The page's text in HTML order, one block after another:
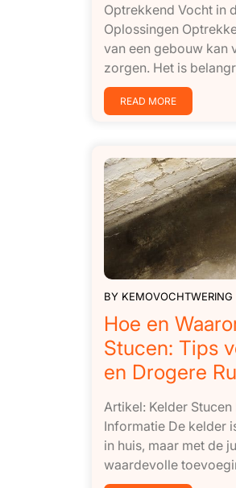
Optrekkend Vocht in
Oplossingen
van een gebouw kan
zorgen. Het is
READ MORE
BY KEMOVOCHTWERING
Hoe en
Stucen: Tips
en Drogere
Artikel: Kelder
Informatie De kelder
in huis, maar met de
waardevolle